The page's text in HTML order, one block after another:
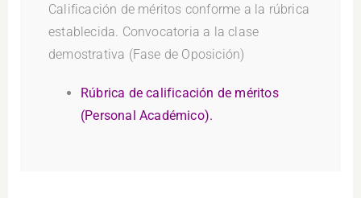
Calificación de méritos conforme a la rúbrica
establecida. Convocatoria a la clase
demostrativa (Fase de Oposición)
Rúbrica de calificación de méritos
(Personal Académico).